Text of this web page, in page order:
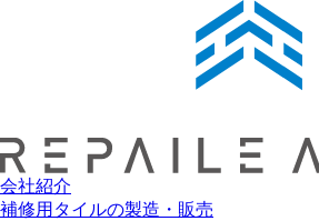
会社紹介
補修用タイルの製造・販売